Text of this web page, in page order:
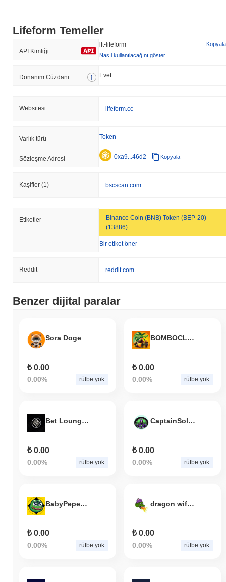
Lifeform Temeller
API Kimliği
lft-lifeform
Kopyala
Nasıl kullanılacağını göster
Donanım Cüzdanı Evet
Websitesi lifeform.cc
Varlık türü Token
Sözleşme Adresi 0xa9...46d2 Kopyala
Kaşifler (1) bscscan.com
Etiketler
Binance Coin (BNB) Token (BEP-20)
(13886)
Bir etiket öner
Reddit reddit.com
Benzer dijital paralar
Sora Doge
₺ 0.00
0.00% rütbe yok
BOMBOCLAT
₺ 0.00
0.00% rütbe yok
Bet Lounge PvP
₺ 0.00
0.00% rütbe yok
CaptainSolana
₺ 0.00
0.00% rütbe yok
BabyPepeBNB
₺ 0.00
0.00% rütbe yok
dragon wif hat
₺ 0.00
0.00% rütbe yok